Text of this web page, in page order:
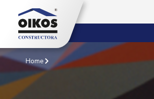
Home